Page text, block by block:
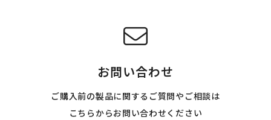
お問い合わせ
ご購入前の製品に関するご質問やご相談は
こちらからお問い合わせください